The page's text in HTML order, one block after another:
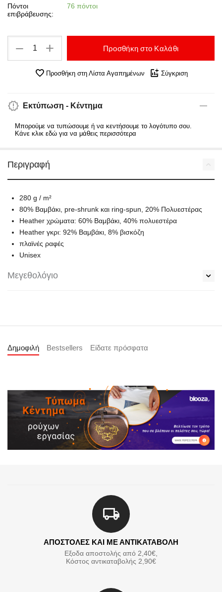
Πόντοι
επιβράβευσης:
76 πόντοι
+
− Προσθήκη στο Καλάθι
Προσθήκη στη Λίστα Αγαπημένων Σύγκριση
Εκτύπωση - Κέντημα
Μπορούμε να τυπώσουμε ή να κεντήσουμε το λογότυπο σου.
Κάνε κλικ εδώ για να μάθεις περισσότερα
Περιγραφή
280 g / m²
80% Βαμβάκι, pre-shrunk και ring-spun, 20% Πολυεστέρας
Heather χρώματα: 60% Βαμβάκι, 40% πολυεστέρα
Heather γκρι: 92% Βαμβάκι, 8% βισκόζη
πλαϊνές ραφές
Unisex
Μεγεθολόγιο
Δημοφιλή Bestsellers Είδατε πρόσφατα
ΑΠΟΣΤΟΛΕΣ ΚΑΙ ΜΕ ΑΝΤΙΚΑΤΑΒΟΛΗ
Εξοδα αποστολής από 2,40€,
Κόστος αντικαταβολής 2,90€